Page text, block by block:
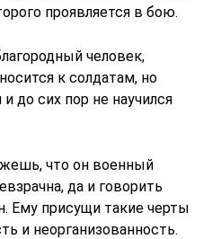
проявляется в бою.
человек,
к солдатам, но
до сих пор не научился
что он военный
да и говорить
Ему присущи такие черты
и неорганизованность.